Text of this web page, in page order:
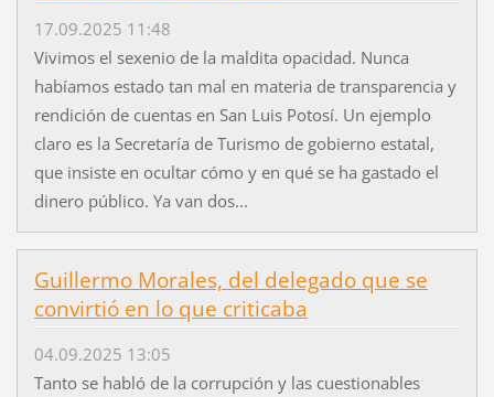
17.09.2025 11:48
Vivimos el sexenio de la maldita opacidad. Nunca
habíamos estado tan mal en materia de transparencia y
rendición de cuentas en San Luis Potosí. Un ejemplo
claro es la Secretaría de Turismo de gobierno estatal,
que insiste en ocultar cómo y en qué se ha gastado el
dinero público. Ya van dos...
Guillermo Morales, del delegado que se
convirtió en lo que criticaba
04.09.2025 13:05
Tanto se habló de la corrupción y las cuestionables